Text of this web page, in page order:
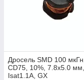
Дросель SMD 100 мкГн,
CD75, 10%, 7.8х5.0 мм,
Isat1.1А, GX